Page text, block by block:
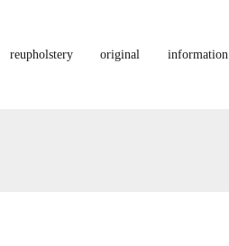
reupholstery original information